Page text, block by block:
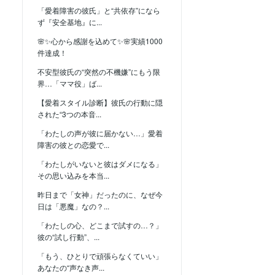
「愛着障害の彼氏」と“共依存”になら
ず『安全基地』に...
🌸✨心から感謝を込めて✨🌸実績1000
件達成！
不安型彼氏の“突然の不機嫌”にもう限
界…「ママ役」ば...
【愛着スタイル診断】彼氏の行動に隠
された“3つの本音...
「わたしの声が彼に届かない…」愛着
障害の彼との恋愛で...
「わたしがいないと彼はダメになる」
その思い込みを本当...
昨日まで「女神」だったのに、なぜ今
日は「悪魔」なの？...
「わたしの心、どこまで試すの…？」
彼の“試し行動”、...
「もう、ひとりで頑張らなくていい」
あなたの“声なき声...